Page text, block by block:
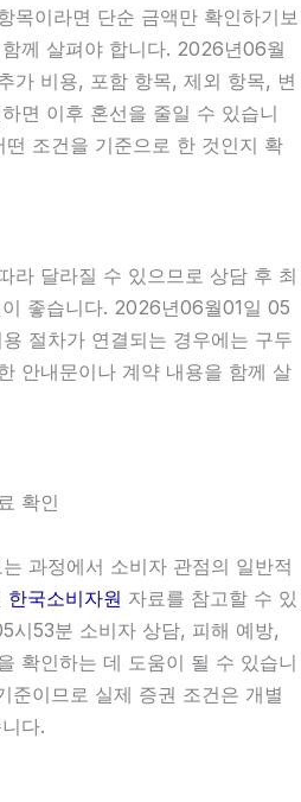
목이라면 단순 금액만 확인하기보
께 살펴야 합니다. 2026년06월
가 비용, 포함 항목, 제외 항목, 변
면 이후 혼선을 줄일 수 있습니
조건을 기준으로 한 것인지 확
라 달라질 수 있으므로 상담 후 최
좋습니다. 2026년06월01일 05
절차가 연결되는 경우에는 구두
안내문이나 계약 내용을 함께 살
확인
과정에서 소비자 관점의 일반적
한국소비자원 자료를 참고할 수 있
시53분 소비자 상담, 피해 예방,
확인하는 데 도움이 될 수 있습니
준이므로 실제 증권 조건은 개별
다.